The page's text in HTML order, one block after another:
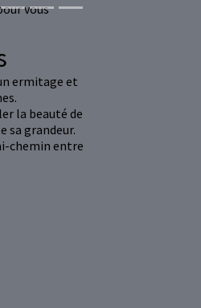
vous
ermitage et
la beauté de
sa grandeur.
chemin entre